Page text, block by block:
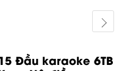
Đầu karaoke